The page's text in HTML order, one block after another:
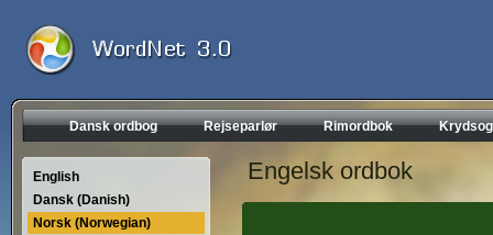
Dansk ordbog Rejseparlør Rimordbok
English
Dansk (Danish)
Norsk (Norwegian)
Engelsk ordbok